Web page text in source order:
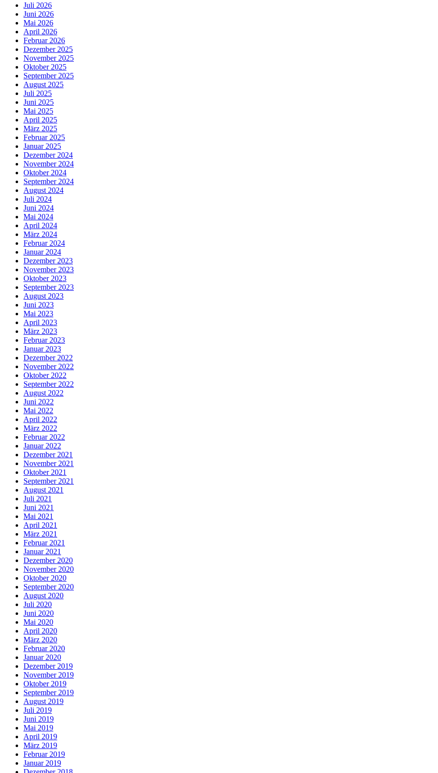
Juli 2026
Juni 2026
Mai 2026
April 2026
Februar 2026
Dezember 2025
November 2025
Oktober 2025
September 2025
August 2025
Juli 2025
Juni 2025
Mai 2025
April 2025
März 2025
Februar 2025
Januar 2025
Dezember 2024
November 2024
Oktober 2024
September 2024
August 2024
Juli 2024
Juni 2024
Mai 2024
April 2024
März 2024
Februar 2024
Januar 2024
Dezember 2023
November 2023
Oktober 2023
September 2023
August 2023
Juni 2023
Mai 2023
April 2023
März 2023
Februar 2023
Januar 2023
Dezember 2022
November 2022
Oktober 2022
September 2022
August 2022
Juni 2022
Mai 2022
April 2022
März 2022
Februar 2022
Januar 2022
Dezember 2021
November 2021
Oktober 2021
September 2021
August 2021
Juli 2021
Juni 2021
Mai 2021
April 2021
März 2021
Februar 2021
Januar 2021
Dezember 2020
November 2020
Oktober 2020
September 2020
August 2020
Juli 2020
Juni 2020
Mai 2020
April 2020
März 2020
Februar 2020
Januar 2020
Dezember 2019
November 2019
Oktober 2019
September 2019
August 2019
Juli 2019
Juni 2019
Mai 2019
April 2019
März 2019
Februar 2019
Januar 2019